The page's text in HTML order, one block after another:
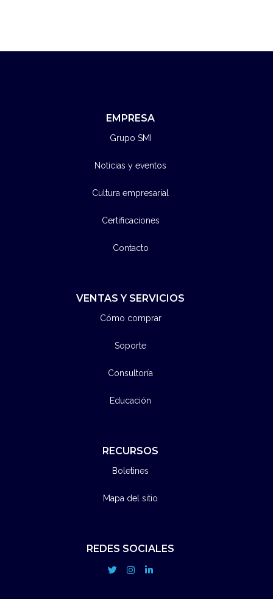
EMPRESA
Grupo SMI
Noticias y eventos
Cultura empresarial
Certificaciones
Contacto
VENTAS Y SERVICIOS
Cómo comprar
Soporte
Consultoría
Educación
RECURSOS
Boletines
Mapa del sitio
REDES SOCIALES